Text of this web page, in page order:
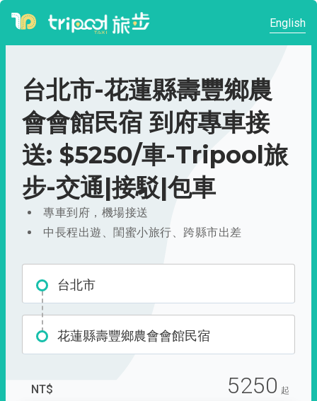
English
台北市-花蓮縣壽豐鄉農
會會館民宿 到府專車接
送: $5250/車-Tripool旅
步-交通|接駁|包車
專車到府，機場接送
中長程出遊、閨蜜小旅行、跨縣市出差
台北市
花蓮縣壽豐鄉農會會館民宿
NT$ 5250 起